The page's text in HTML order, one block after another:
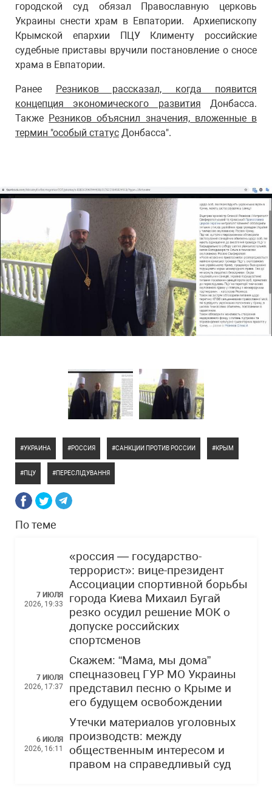
городской суд обязал Православную церковь
Украины снести храм в Евпатории. Архиепископу
Крымской епархии ПЦУ Клименту российские
судебные приставы вручили постановление о сносе
храма в Евпатории.
Ранее Резников рассказал, когда появится
концепция экономического развития Донбасса.
Также Резников объяснил значения, вложенные в
термин "особый статус Донбасса".
УКРАИНА РОССИЯ САНКЦИИ ПРОТИВ РОССИИ КРЫМ
ПЦУ ПЕРЕСЛІДУВАННЯ
По теме
7 ИЮЛЯ
2026, 19:33
«россия — государство-
террорист»: вице-президент
Ассоциации спортивной борьбы
города Киева Михаил Бугай
резко осудил решение МОК о
допуске российских
спортсменов
7 ИЮЛЯ
2026, 17:37
Скажем: “Мама, мы дома”
спецназовец ГУР МО Украины
представил песню о Крыме и
его будущем освобождении
6 ИЮЛЯ
2026, 16:11
Утечки материалов уголовных
производств: между
общественным интересом и
правом на справедливый суд